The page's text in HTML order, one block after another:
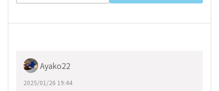
Ayako22
2025/01/26 19:44